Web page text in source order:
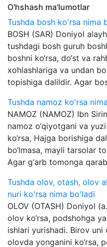
O'hshash ma'lumotlar
Tushda bosh ko'rsa nima
BOSH (SAR) Doniyol
tushdagi bosh guruh
boshni ko‘rsa, do‘st va
xohlashlariga va undan
topishiga dalildir. Agar
Tushda namoz ko'rsa
NAMOZ (NAMOZ) Ibn
namoz o‘qiyotgani va
ko‘rsa, Hajga borishiga
bo‘lmasa, mayli tarsolar
Agar g‘arb tomonga
Tushda olov, otash, olov
nuri ko'rsa nima bo'ladi
OLOV (OTASH) Doniyol
olov ko‘rsa, podshohga
ishlari yurishadi. Birov
olovda yonganini ko‘rsa,